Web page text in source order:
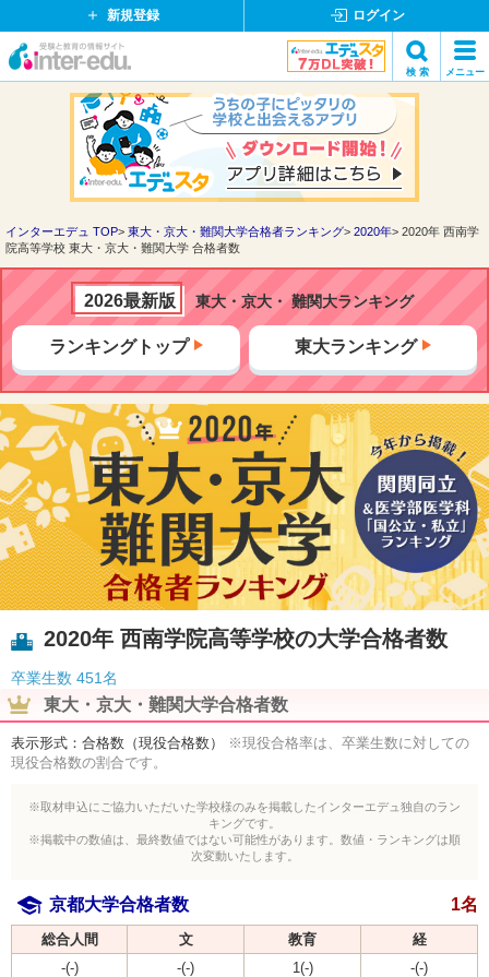
新規登録 ログイン
イ
ド
ッ
ト
検 索 メニュー
検索
インターエデュ TOP 東大・京大・難関大学合格者ランキング 2020年
2020年 西南学
院高等学校 東大・京大・難関大学 合格者数
2026最新版 東大・京大・ 難関大ランキング
ランキングトップ 東大ランキング
2020年 西南学院高等学校の大学合格者数
卒業生数 451名
東大・京大・難関大学合格者数
表示形式：合格数（現役合格数）
※現役合格率は、卒業生数に対しての
現役合格数の割合です。
※取材申込にご協力いただいた学校様のみを掲載したインターエデュ独自のラン
キングです。
※掲載中の数値は、最終数値ではない可能性があります。数値・ランキングは順
次変動いたします。
京都大学合格者数 1名
総合人間 文 教育
経
-(-)
-(-) 1(-)
-(-)